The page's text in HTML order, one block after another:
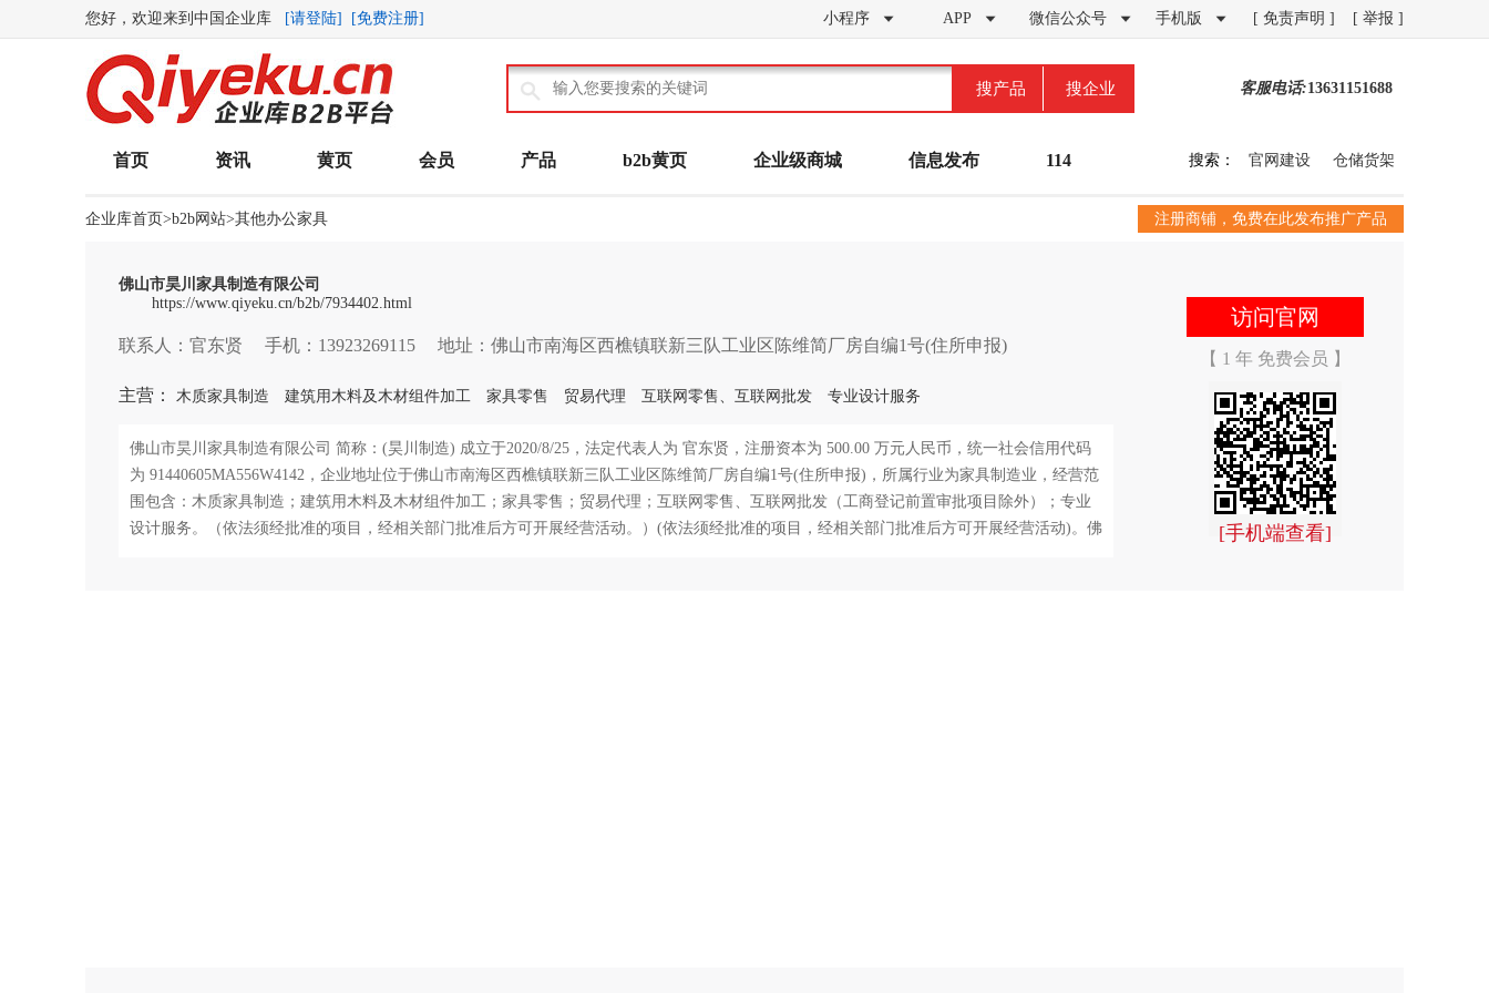
您好，欢迎来到中国企业库 [请登陆] [免费注册] 小程序  APP  微信公众号  手机版  [ 免责声明 ] [ 举报 ]
 搜产品 搜企业 客服电话:13631151688
首页 资讯 黄页 会员 产品 b2b黄页 企业级商城 信息发布 114 搜索： 官网建设 仓储货架
企业库首页>b2b网站>其他办公家具 注册商铺，免费在此发布推广产品
佛山市昊川家具制造有限公司
https://www.qiyeku.cn/b2b/7934402.html
联系人：官东贤 手机：13923269115 地址：佛山市南海区西樵镇联新三队工业区陈维简厂房自编1号(住所申报)
主营： 木质家具制造 建筑用木料及木材组件加工 家具零售 贸易代理 互联网零售、互联网批发 专业设计服务
佛山市昊川家具制造有限公司 简称：(昊川制造) 成立于2020/8/25，法定代表人为 官东贤，注册资本为 500.00 万元人民币，统一社会信用代码
为 91440605MA556W4142，企业地址位于佛山市南海区西樵镇联新三队工业区陈维简厂房自编1号(住所申报)，所属行业为家具制造业，经营范
围包含：木质家具制造；建筑用木料及木材组件加工；家具零售；贸易代理；互联网零售、互联网批发（工商登记前置审批项目除外）；专业
设计服务。（依法须经批准的项目，经相关部门批准后方可开展经营活动。）(依法须经批准的项目，经相关部门批准后方可开展经营活动)。佛
访问官网
【 1 年 免费会员 】
[手机端查看]